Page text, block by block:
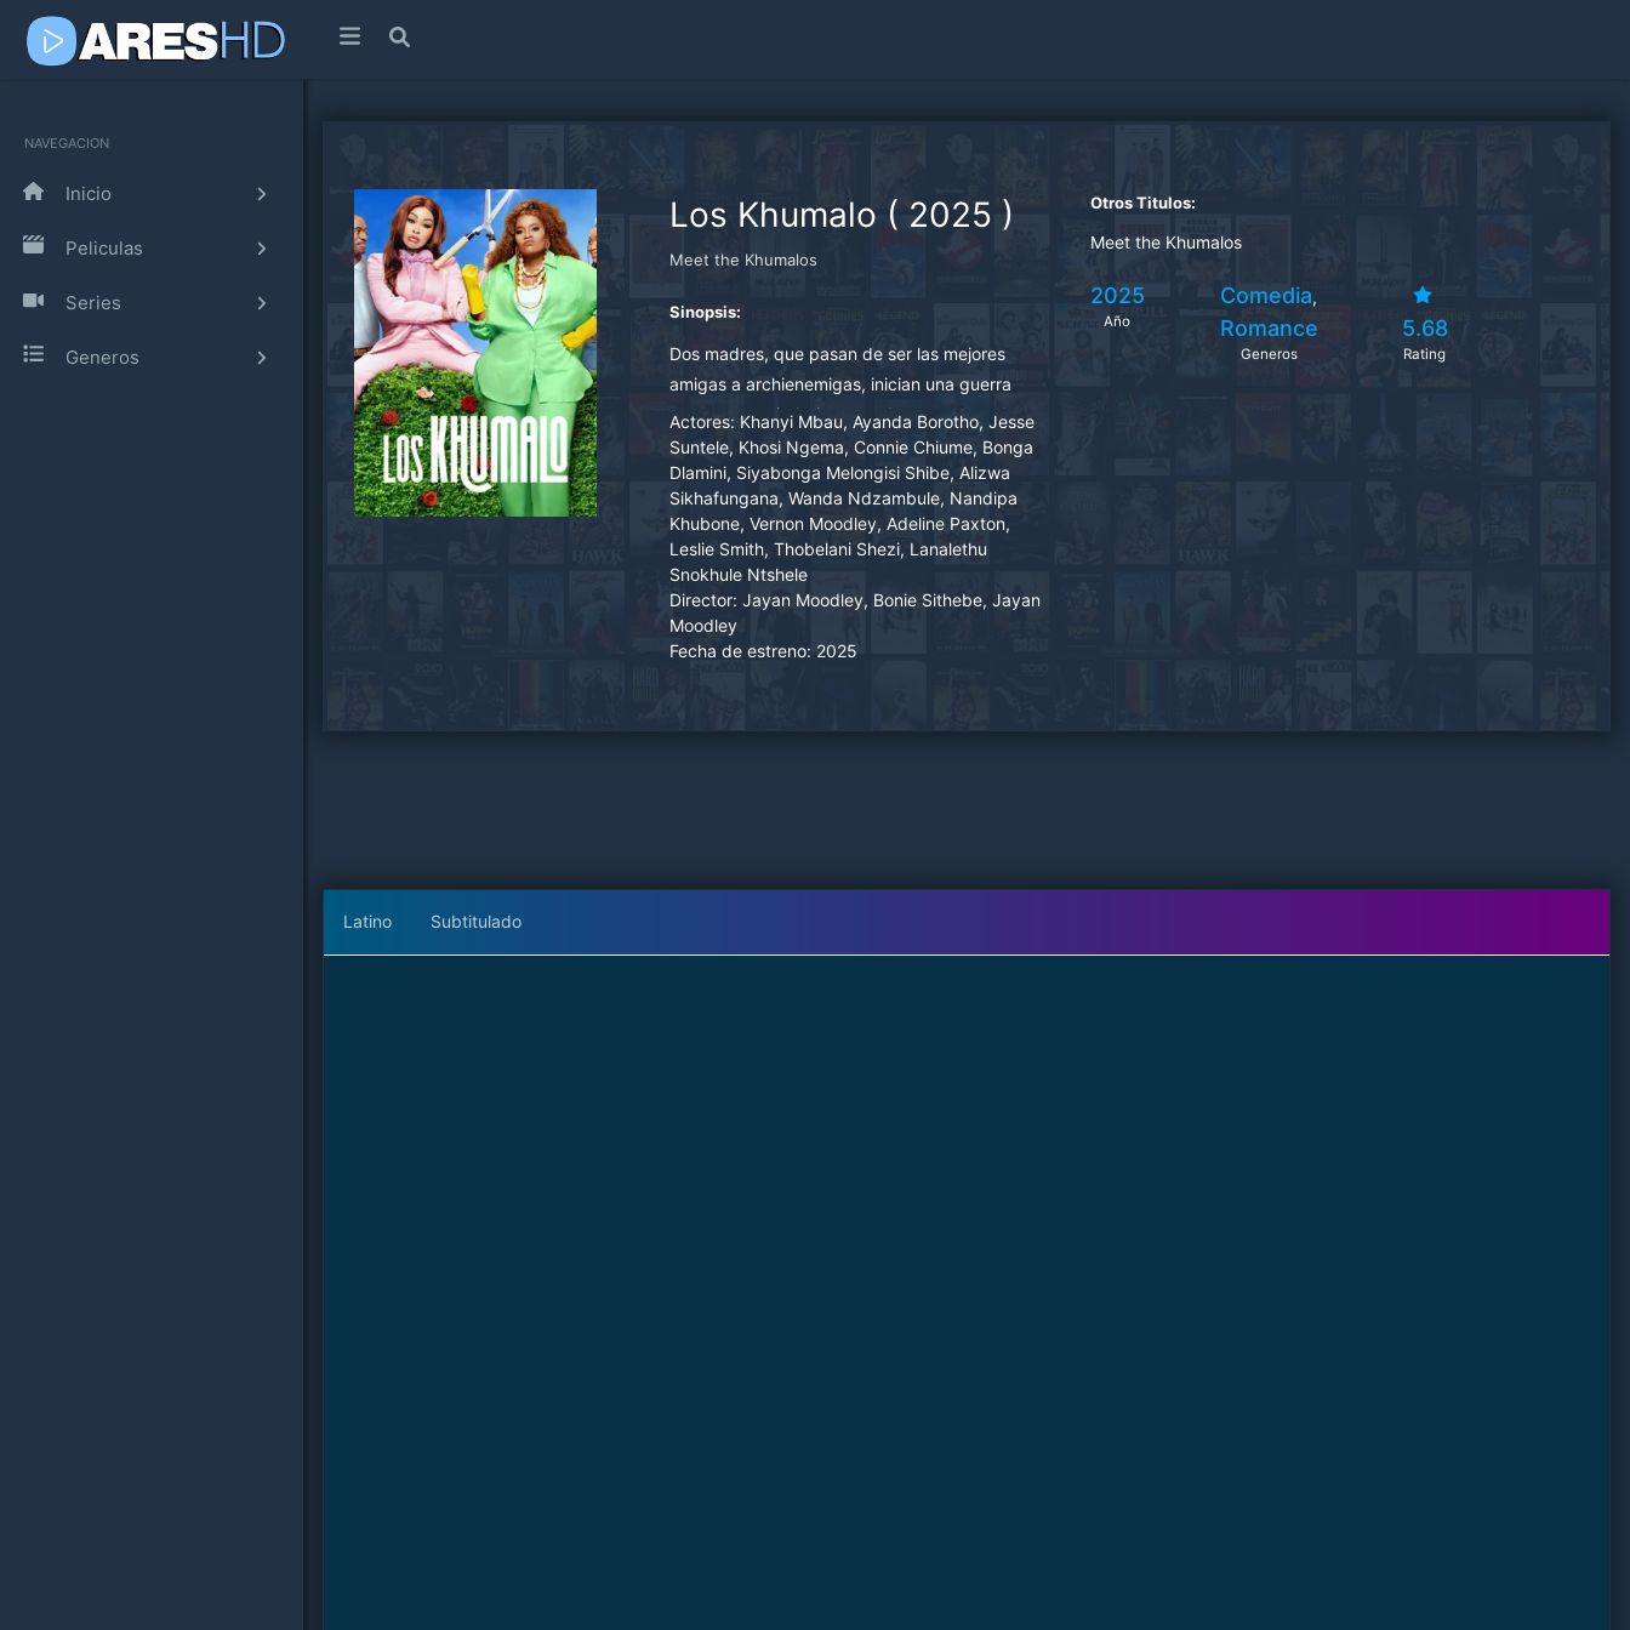
NAVEGACION
Inicio
Peliculas
Series
Generos
Los Khumalo ( 2025 )
Meet the Khumalos
Sinopsis:
Dos madres, que pasan de ser las mejores
amigas a archienemigas, inician una guerra
entre sus vecindarios cuando se enteran de que
sus hijos se han enamorado
Actores: Khanyi Mbau, Ayanda Borotho, Jesse
Suntele, Khosi Ngema, Connie Chiume, Bonga
Dlamini, Siyabonga Melongisi Shibe, Alizwa
Sikhafungana, Wanda Ndzambule, Nandipa
Khubone, Vernon Moodley, Adeline Paxton,
Leslie Smith, Thobelani Shezi, Lanalethu
Snokhule Ntshele
Director: Jayan Moodley, Bonie Sithebe, Jayan
Moodley
Fecha de estreno: 2025
Otros Titulos:
Meet the Khumalos
2025
Año
Comedia,
Romance
Generos
5.68
Rating
Latino Subtitulado